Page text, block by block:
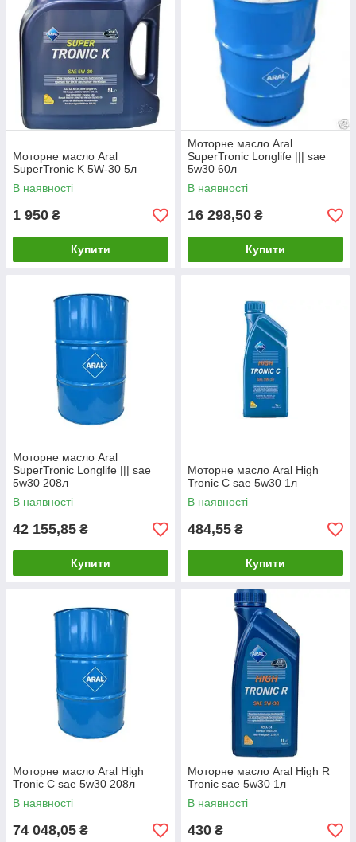
Моторне масло Aral
SuperTronic K 5W-30 5л
В наявності
1 950 ₴
Купити
Моторне масло Aral
SuperTronic Longlife ||| sae
5w30 60л
В наявності
16 298,50 ₴
Купити
Моторне масло Aral
SuperTronic Longlife ||| sae
5w30 208л
В наявності
42 155,85 ₴
Купити
Моторне масло Aral High
Tronic C sae 5w30 1л
В наявності
484,55 ₴
Купити
Моторне масло Aral High
Tronic C sae 5w30 208л
В наявності
74 048,05 ₴
Моторне масло Aral High R
Tronic sae 5w30 1л
В наявності
430 ₴